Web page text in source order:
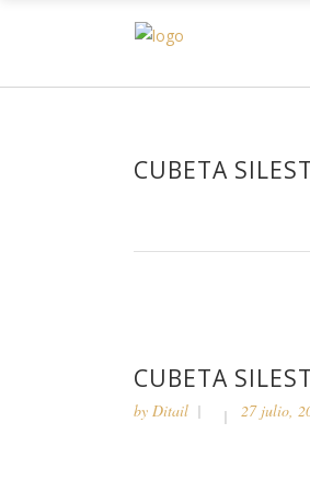
CUBETA
CUBETA
by Ditail 27 julio,